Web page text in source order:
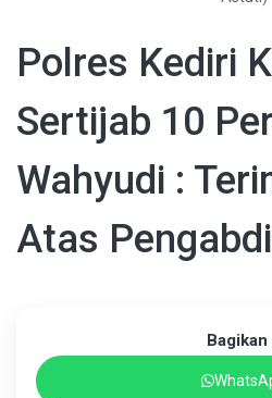
Polres Kediri
Sertijab 10
Wahyudi :
Atas
Bagikan